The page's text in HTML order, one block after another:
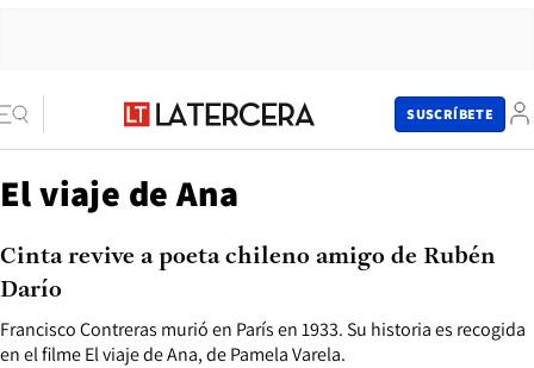
SUSCRÍBETE
El viaje de Ana
Francisco Contreras murió en París en 1933. Su historia es recogida
en el filme El viaje de Ana, de Pamela Varela.
Cinta revive a poeta chileno amigo de Rubén
Darío